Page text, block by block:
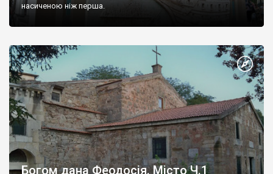
насиченою ніж перша.
Богом дана Феодосія. Місто Ч.1